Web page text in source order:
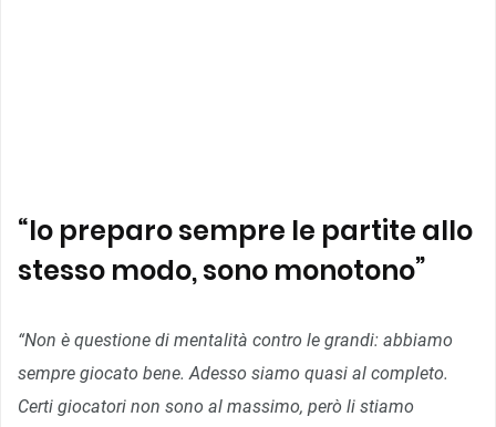
“Io preparo sempre le partite allo
stesso modo, sono monotono”
“Non è questione di mentalità contro le grandi: abbiamo
sempre giocato bene. Adesso siamo quasi al completo.
Certi giocatori non sono al massimo, però li stiamo